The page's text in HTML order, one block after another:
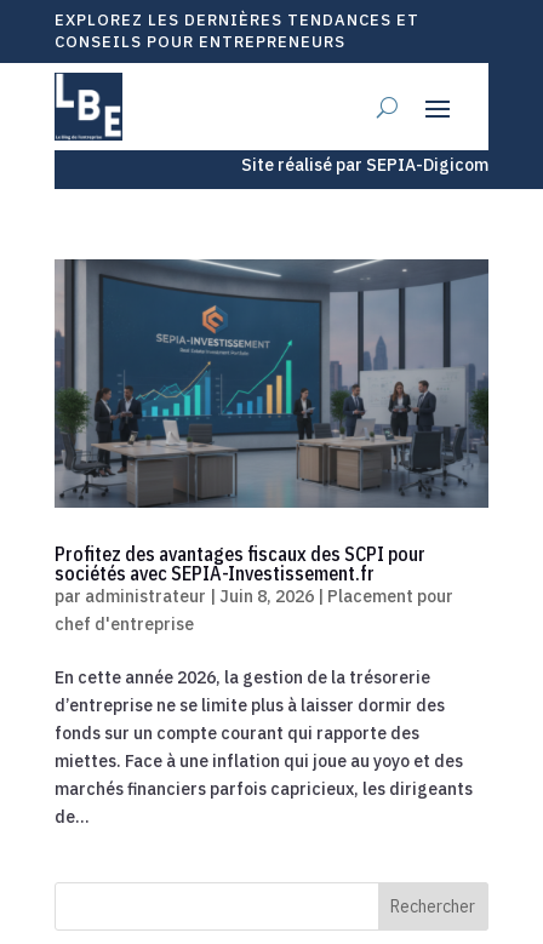
EXPLOREZ LES DERNIÈRES TENDANCES ET
CONSEILS POUR ENTREPRENEURS
Site réalisé par SEPIA-Digicom
Profitez des avantages fiscaux des SCPI pour
sociétés avec SEPIA-Investissement.fr
par administrateur | Juin 8, 2026| Placement pour
chef d'entreprise
En cette année 2026, la gestion de la trésorerie
d’entreprise ne se limite plus à laisser dormir des
fonds sur un compte courant qui rapporte des
miettes. Face à une inflation qui joue au yoyo et des
marchés financiers parfois capricieux, les dirigeants
de...
Rechercher